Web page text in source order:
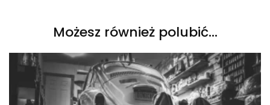
Możesz również polubić…